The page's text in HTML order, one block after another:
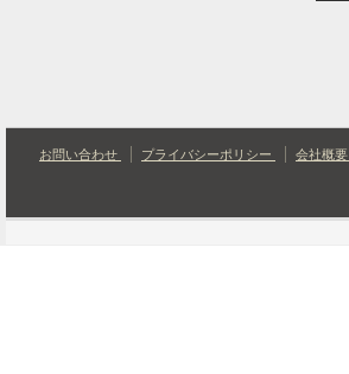
お問い合わせ プライバシーポリシー 会社概要